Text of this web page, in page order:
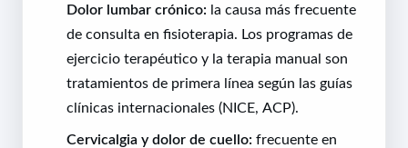
Dolor lumbar crónico: la causa más frecuente
de consulta en fisioterapia. Los programas de
ejercicio terapéutico y la terapia manual son
tratamientos de primera línea según las guías
clínicas internacionales (NICE, ACP).
Cervicalgia y dolor de cuello: frecuente en